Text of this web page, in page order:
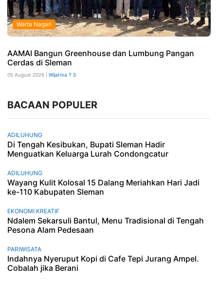
Warta Nagari
AAMAI Bangun Greenhouse dan Lumbung Pangan
Cerdas di Sleman
05 August 2026 | Wijatma T S
BACAAN POPULER
ADILUHUNG
Di Tengah Kesibukan, Bupati Sleman Hadir
Menguatkan Keluarga Lurah Condongcatur
ADILUHUNG
Wayang Kulit Kolosal 15 Dalang Meriahkan Hari Jadi
ke-110 Kabupaten Sleman
EKONOMI KREATIF
Ndalem Sekarsuli Bantul, Menu Tradisional di Tengah
Pesona Alam Pedesaan
PARIWISATA
Indahnya Nyeruput Kopi di Cafe Tepi Jurang Ampel.
Cobalah jika Berani